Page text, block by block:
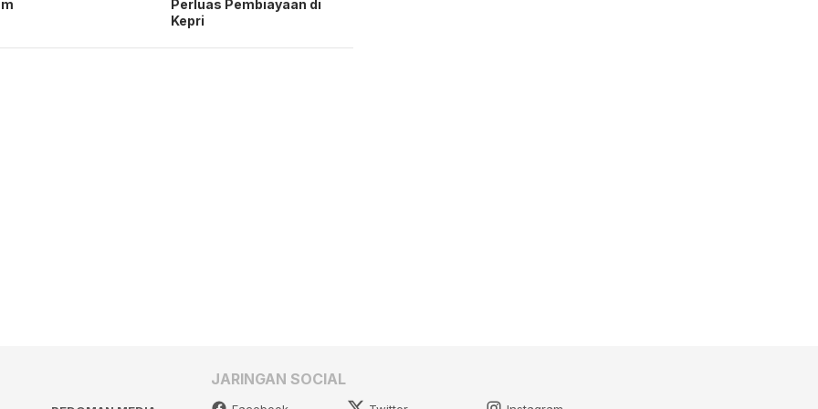
Perluas Pembiayaan di
Kepri
JARINGAN SOCIAL